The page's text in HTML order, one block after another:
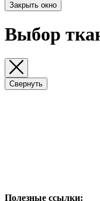
Закрыть окно
Выбор
Свернуть
Полезные ссылки: